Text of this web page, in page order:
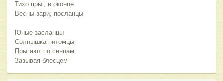
Тихо прыг, в оконце
Весны-зари, посланцы
Юные засланцы
Солнышка питомцы
Прыгают по сенцам
Зазывая блесцем